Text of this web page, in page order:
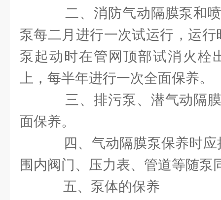
二、消防气动隔膜泵和
泵每二月进行一次试运行，运
泵起动时在管网顶部试消火栓
上，每半年进行一次全面保养。
三、排污泵、潜气动隔
面保养。
四、气动隔膜泵保养时应
围内阀门、压力表、管道等随泵
五、泵体的保养